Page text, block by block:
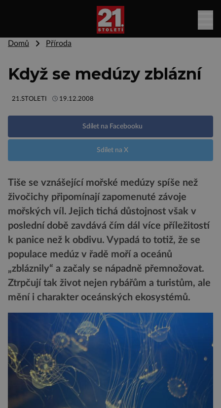
Domů Příroda
Když se medúzy zblázní
21.STOLETI 19.12.2008
Sdílet na Facebooku
Sdílet na X
Tiše se vznášející mořské medúzy spíše než
živočichy připomínají zapomenuté závoje
mořských víl. Jejich tichá důstojnost však v
poslední době zavdává čím dál více příležitostí
k panice než k obdivu. Vypadá to totiž, že se
populace medúz v řadě moří a oceánů
„zbláznily“ a začaly se nápadně přemnožovat.
Ztrpčují tak život nejen rybářům a turistům, ale
mění i charakter oceánských ekosystémů.